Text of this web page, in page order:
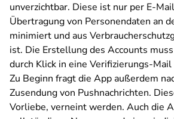
unverzichtbar. Diese ist nur per E-
Übertragung von Personendaten an
minimiert und aus
ist. Die Erstellung des Accounts
durch Klick in eine Verifizierungs-
Zu Beginn fragt die App außerdem
Zusendung von Pushnachrichten.
Vorliebe, verneint werden. Auch die